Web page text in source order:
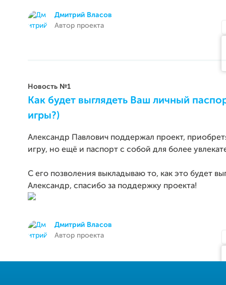
Дмитрий Власов
Автор проекта
Новость №1
Как будет выглядеть Ваш личный
игры?)
Александр Павлович поддержал проект,
игру, но ещё и паспорт с собой для более
С его позволения выкладываю то, как это будет
Александр, спасибо за поддержку проекта!
Дмитрий Власов
Автор проекта